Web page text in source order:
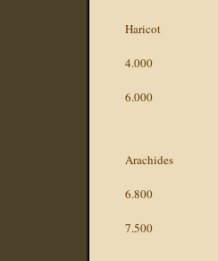
Haricot
4.000
6.000
Arachides
6.800
7.500